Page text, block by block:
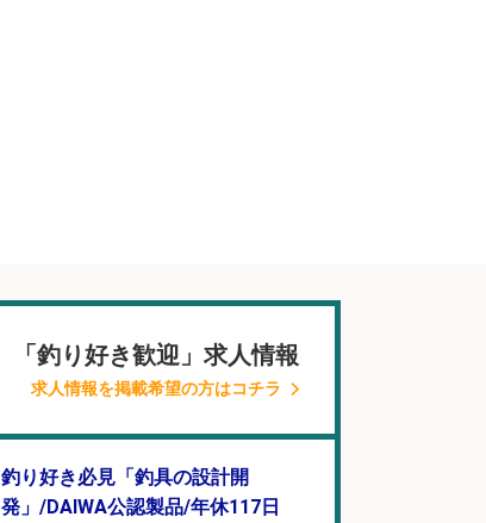
「釣り好き歓迎」求人情報
求人情報を掲載希望の方はコチラ
釣り好き必見「釣具の設計開
発」/DAIWA公認製品/年休117日